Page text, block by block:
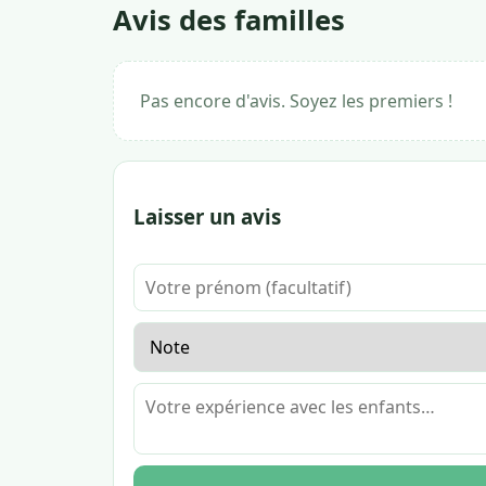
Avis des familles
Pas encore d'avis. Soyez les premiers !
Laisser un avis